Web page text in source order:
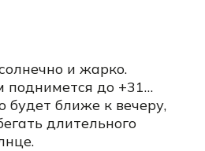
и жарко.
поднимется до +31…
будет ближе к вечеру,
длительного